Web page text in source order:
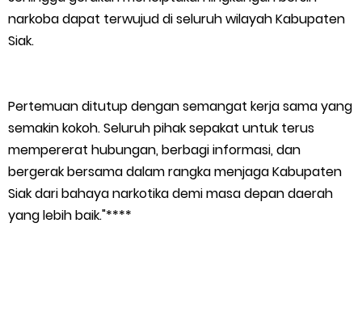
narkoba dapat terwujud di seluruh wilayah Kabupaten
Siak.
Pertemuan ditutup dengan semangat kerja sama yang
semakin kokoh. Seluruh pihak sepakat untuk terus
mempererat hubungan, berbagi informasi, dan
bergerak bersama dalam rangka menjaga Kabupaten
Siak dari bahaya narkotika demi masa depan daerah
yang lebih baik."****